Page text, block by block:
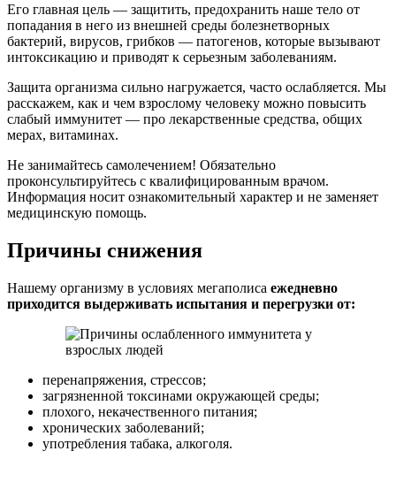
Его главная цель — защитить, предохранить наше тело от
попадания в него из внешней среды болезнетворных
бактерий, вирусов, грибков — патогенов, которые вызывают
интоксикацию и приводят к серьезным заболеваниям.
Защита организма сильно нагружается, часто ослабляется. Мы
расскажем, как и чем взрослому человеку можно повысить
слабый иммунитет — про лекарственные средства, общих
мерах, витаминах.
Не занимайтесь самолечением! Обязательно
проконсультируйтесь с квалифицированным врачом.
Информация носит ознакомительный характер и не заменяет
медицинскую помощь.
Причины снижения
Нашему организму в условиях мегаполиса ежедневно
приходится выдерживать испытания и перегрузки от:
перенапряжения, стрессов;
загрязненной токсинами окружающей среды;
плохого, некачественного питания;
хронических заболеваний;
употребления табака, алкоголя.